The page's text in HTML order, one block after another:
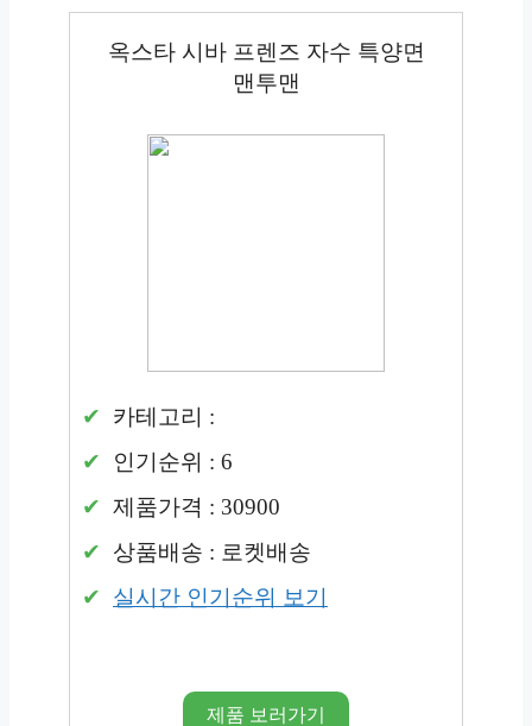
옥스타 시바 프렌즈 자수 특양면
맨투맨
카테고리 :
인기순위 : 6
제품가격 : 30900
상품배송 : 로켓배송
실시간 인기순위 보기
제품 보러가기